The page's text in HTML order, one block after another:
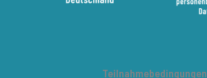
Teilnahmebedingungen